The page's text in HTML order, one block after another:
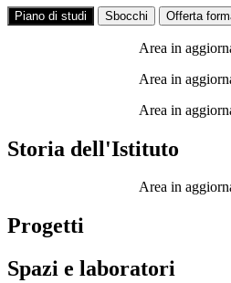
Piano di studi Sbocchi Offerta
Area in
Area in
Area in
Storia dell'Istituto
Area in
Progetti
Spazi e laboratori